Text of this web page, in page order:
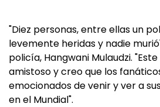
"Diez personas, entre ellas un
levemente heridas y nadie
policía, Hangwani Mulaudzi.
amistoso y creo que los
emocionados de venir y ver a
en el Mundial".